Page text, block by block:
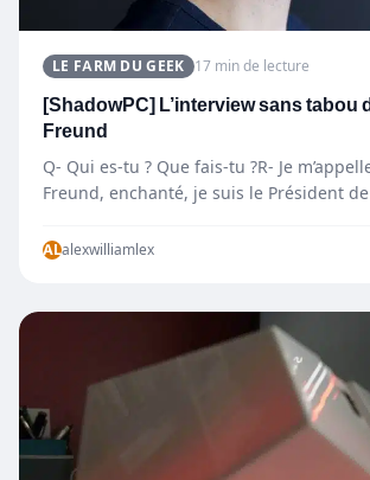
LE FARM DU GEEK 17 min de lecture
[ShadowPC] L’interview sans tabou
Freund
Q- Qui es-tu ? Que fais-tu ?R- Je
Freund, enchanté, je suis le Président
ALalexwilliamlex